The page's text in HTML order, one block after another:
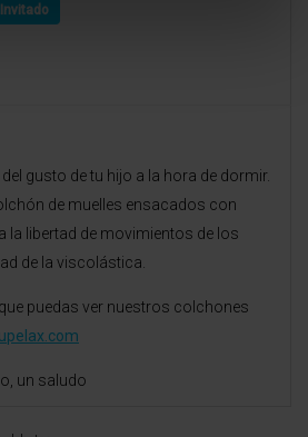
Invitado
gusto de tu hijo a la hora de dormir.
de muelles ensacados con
la libertad de movimientos de los
de la viscolástica.
puedas ver nuestros colchones
un saludo